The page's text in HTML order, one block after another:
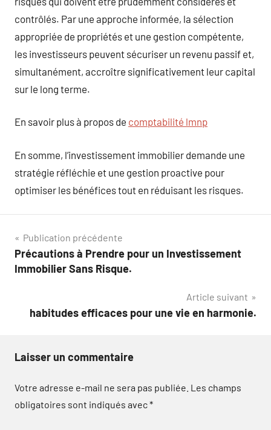
contrôlés. Par une approche informée, la sélection
appropriée de propriétés et une gestion compétente,
les investisseurs peuvent sécuriser un revenu passif et,
simultanément, accroître significativement leur capital
sur le long terme.
En savoir plus à propos de comptabilité lmnp
En somme, l’investissement immobilier demande une
stratégie réfléchie et une gestion proactive pour
optimiser les bénéfices tout en réduisant les risques.
Navigation
de
Publication précédente
Précautions à Prendre pour un Investissement
Immobilier Sans Risque.
Article suivant
habitudes efficaces pour une vie en harmonie.
Laisser un commentaire
Votre adresse e-mail ne sera pas publiée. Les champs
obligatoires sont indiqués avec*